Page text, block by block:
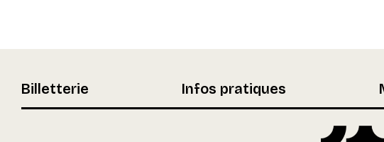
Billetterie Infos pratiques